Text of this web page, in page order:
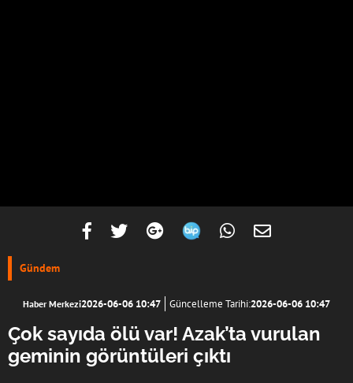
Gündem
Haber Merkezi2026-06-06 10:47 Güncelleme Tarihi:2026-06-06 10:47
Çok sayıda ölü var! Azak’ta vurulan
geminin görüntüleri çıktı